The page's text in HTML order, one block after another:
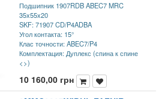
Подшипник 1907RDB ABEC7 MRC
35x55x20
SKF: 71907 CD/P4ADBA
Угол контакта: 15°
Клас точности: ABEC7/P4
Комплектация: Дуплекс (спина к спине
<>)
10 160,00 грн